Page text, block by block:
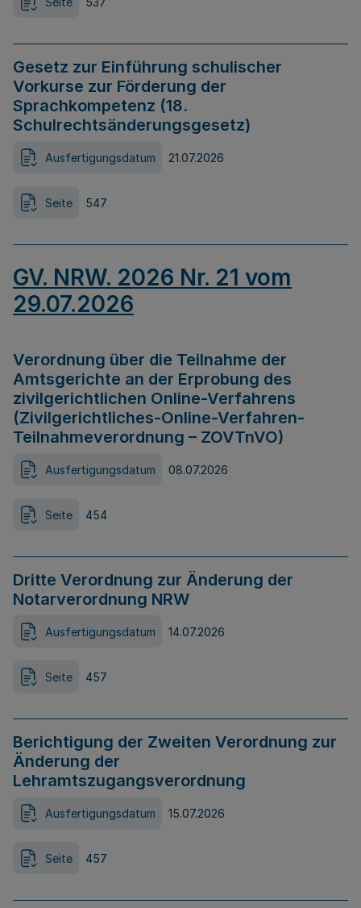
Gesetz zur Einführung schulischer
Vorkurse zur Förderung der
Sprachkompetenz (18.
Schulrechtsänderungsgesetz)
Ausfertigungsdatum 21.07.2026
Seite 547
GV. NRW. 2026 Nr. 21 vom
29.07.2026
Verordnung über die Teilnahme der
Amtsgerichte an der Erprobung des
zivilgerichtlichen Online-Verfahrens
(Zivilgerichtliches-Online-Verfahren-
Teilnahmeverordnung – ZOVTnVO)
Ausfertigungsdatum 08.07.2026
Seite 454
Dritte Verordnung zur Änderung der
Notarverordnung NRW
Ausfertigungsdatum 14.07.2026
Seite 457
Berichtigung der Zweiten Verordnung zur
Änderung der
Lehramtszugangsverordnung
Ausfertigungsdatum 15.07.2026
Seite 457